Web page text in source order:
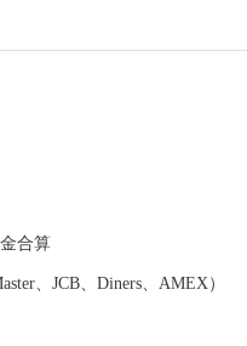
リ開発者 石墨博士の故郷
めております。 また、
や現存十二天守として知ら
心から笑顔にな
合算
、JCB、Diners、AMEX）